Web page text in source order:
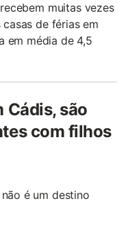
muitas vezes
de férias em
em média de 4,5
Cádis, são
com filhos
é um destino